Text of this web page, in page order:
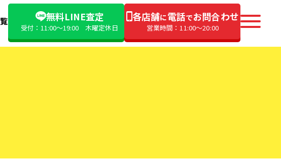
無料LINE査定
受付：11:00〜19:00 木曜定休日
各店舗に電話でお問合わせ
営業時間：11:00〜20:00